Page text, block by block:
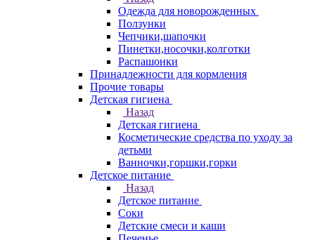
Одежда для новорожденных
Ползунки
Чепчики,шапочки
Пинетки,носочки,колготки
Распашонки
Принадлежности для кормления
Прочие товары
Детская гигиена
Назад
Детская гигиена
Косметические средства по уходу за
детьми
Ванночки,горшки,горки
Детское питание
Назад
Детское питание
Соки
Детские смеси и каши